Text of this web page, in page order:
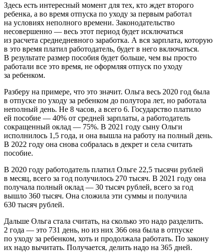
Здесь есть интересный момент для тех, кто ждет второго
ребенка, а во время отпуска по уходу за первым работал
на условиях неполного времени. Законодательство
несовершенно — весь этот период будет исключаться
из расчета среднедневного заработка. А вся зарплата, которую
в это время платил работодатель, будет в него включаться.
В результате размер пособия будет больше, чем вы просто
работали все это время, не оформляя отпуск по уходу
за ребенком.
Разберу на примере, что это значит. Ольга весь 2020 год была
в отпуске по уходу за ребенком до полутора лет, но работала
неполный день. Не 8 часов, а всего 6. Государство платило
ей пособие — 40% от средней зарплаты, а работодатель
сокращенный оклад — 75%. В 2021 году сыну Ольги
исполнилось 1,5 года, и она вышла на работу на полный день.
В 2022 году она снова собралась в декрет и села считать
пособие.
В 2020 году работодатель платил Ольге 22,5 тысячи рублей
в месяц, всего за год получилось 270 тысяч. В 2021 году она
получала полный оклад — 30 тысяч рублей, всего за год
вышло 360 тысяч. Она сложила эти суммы и получила
630 тысяч рублей.
Дальше Ольга стала считать, на сколько это надо разделить.
2 года — это 731 день, но из них 366 она была в отпуске
по уходу за ребенком, хоть и продолжала работать. По закону
их надо вычитать. Получается, делить надо на 365 дней.